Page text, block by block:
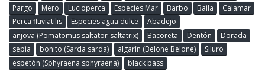
Pargo
Mero Lucioperca Especies Mar Barbo Baila
Calamar
Perca fluviatilis
Especies agua dulce
Abadejo
anjova (Pomatomus saltator-saltatrix)
Bacoreta Dentón
Dorada
sepia
bonito (Sarda sarda) algarín (Belone Belone)
Siluro
espetón (Sphyraena sphyraena)
black bass